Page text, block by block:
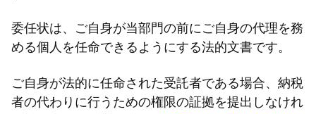
委任状は、ご自身が当部門の前にご自身の代理を務
める個人を任命できるようにする法的文書です。
ご自身が法的に任命された受託者である場合、納税
者の代わりに行うための権限の証拠を提出しなけれ